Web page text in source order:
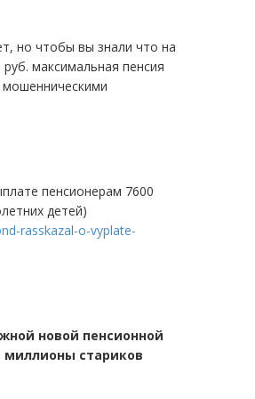
максимальная пенсия
мошенническими
детей)
rasskazal-o-vyplate-
стариков